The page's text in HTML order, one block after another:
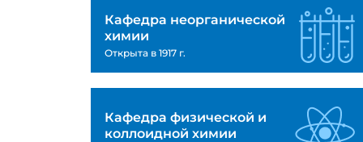
Кафедра неорганической
химии
Открыта в 1917 г.
Кафедра физической и
коллоидной химии